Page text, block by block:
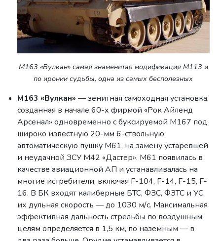
М163 «Вулкан» самая знаменитая модификация M113 и
по иронии судьбы, одна из самых бесполезных
М163 «Вулкан» — зенитная самоходная установка,
созданная в начале 60-х фирмой «Рок Айленд
Арсенал» одновременно с буксируемой М167 под
широко известную 20-мм 6-ствольную
автоматическую пушку М61, на замену устаревшей
и неудачной ЗСУ М42 «Дастер». М61 появилась в
качестве авиационной АП и устанавливалась на
многие истребители, включая F-104, F-14, F-15, F-
16. В БК входят калиберные БТС, ФЗС, ФЗТС и УС,
их дульная скорость — до 1030 м/с. Максимальная
эффективная дальность стрельбы по воздушным
целям определяется в 1,5 км, по наземным — в